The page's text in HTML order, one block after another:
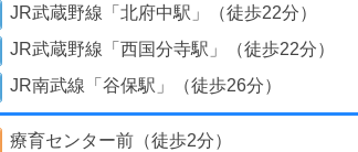
JR武蔵野線「北府中駅」（徒歩22分）
JR武蔵野線「西国分寺駅」（徒歩22分）
JR南武線「谷保駅」（徒歩26分）
療育センター前（徒歩2分）